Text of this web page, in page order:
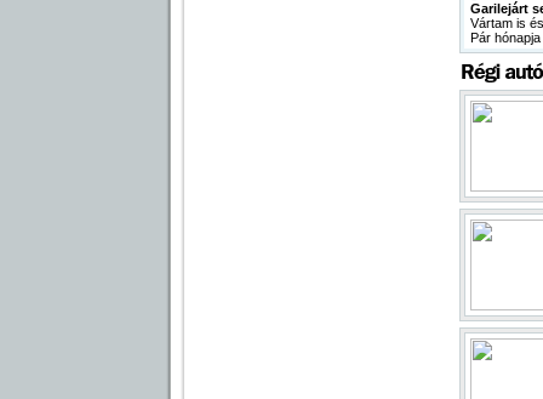
Garilejárt
Vártam is
Pár